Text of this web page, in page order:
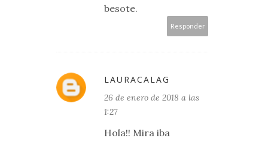
besote.
Responder
LAURACALAG
26 de enero de 2018 a las
1:27
Hola!! Mira iba